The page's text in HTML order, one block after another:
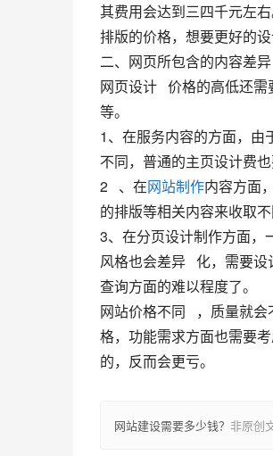
其费用会达到三四千元左
排版的价格，想要更好的
二、网页所包含的内容差异
网页设计   价格的高低还
等。
1、在服务内容的方面，由
不同，普通的主页设计费
2   、在网站制作内容方面
的排版等相关内容来收取不
3、在分页设计制作方面，
风格也会差异   化，需要
查询方面的难以程度了。
网站价格不同   ，质量就
格，功能需求方面也需要
的，反而会更亏。
网站建设需要多少钱？ 非原创